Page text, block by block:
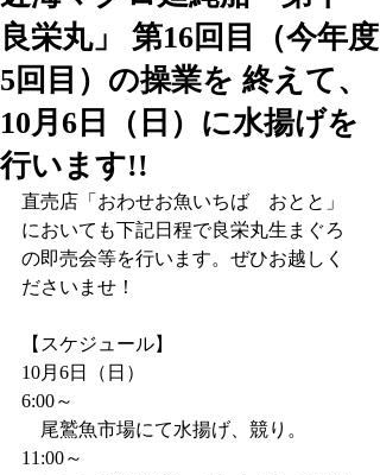
​2017年12月、経済産業省より認定されました
良栄丸」 第16回目（今年度
5回目）の操業を 終えて、
10月6日（日）に水揚げを
行います!!
直売店「おわせお魚いちば　おとと」
においても下記日程で良栄丸生まぐろ
の即売会等を行います。ぜひお越しく
ださいませ！
【スケジュール】
10月6日（日）
6:00～
尾鷲魚市場にて水揚げ、競り。
11:00～